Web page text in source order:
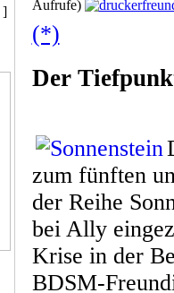
]
Aufrufe)
(*)
Der
zum fünften
der Reihe
bei Ally
Krise in der
BDSM-